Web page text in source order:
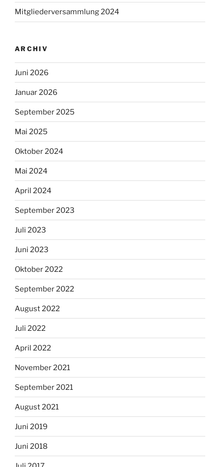
Mitgliederversammlung 2024
ARCHIV
Juni 2026
Januar 2026
September 2025
Mai 2025
Oktober 2024
Mai 2024
April 2024
September 2023
Juli 2023
Juni 2023
Oktober 2022
September 2022
August 2022
Juli 2022
April 2022
November 2021
September 2021
August 2021
Juni 2019
Juni 2018